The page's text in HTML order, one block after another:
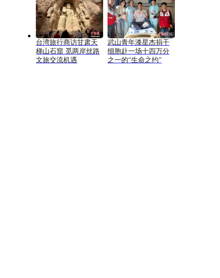
台湾旅行商访甘肃天
梯山石窟 觅两岸丝路
文旅交流机遇
武山青年漆星杰捐干
细胞赴一场十四万分
之一的“生命之约”